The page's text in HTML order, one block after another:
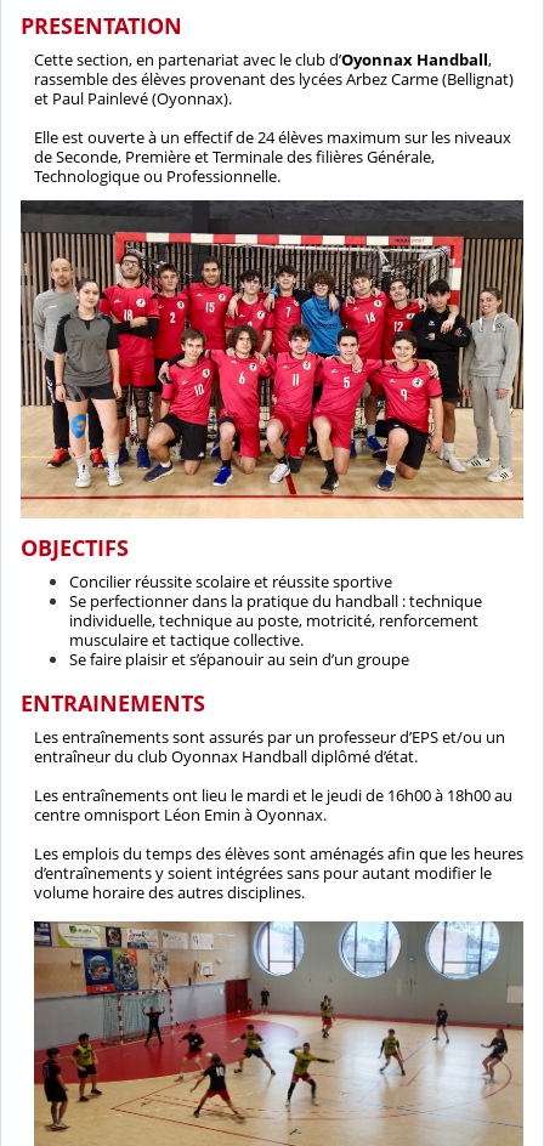
PRESENTATION
Cette section, en partenariat avec le club d’Oyonnax Handball,
rassemble des élèves provenant des lycées Arbez Carme (Bellignat)
et Paul Painlevé (Oyonnax).
Elle est ouverte à un effectif de 24 élèves maximum sur les niveaux
de Seconde, Première et Terminale des filières Générale,
Technologique ou Professionnelle.
OBJECTIFS
Concilier réussite scolaire et réussite sportive
Se perfectionner dans la pratique du handball : technique
individuelle, technique au poste, motricité, renforcement
musculaire et tactique collective.
Se faire plaisir et s’épanouir au sein d’un groupe
ENTRAINEMENTS
Les entraînements sont assurés par un professeur d’EPS et/ou un
entraîneur du club Oyonnax Handball diplômé d’état.
Les entraînements ont lieu le mardi et le jeudi de 16h00 à 18h00 au
centre omnisport Léon Emin à Oyonnax.
Les emplois du temps des élèves sont aménagés afin que les heures
d’entraînements y soient intégrées sans pour autant modifier le
volume horaire des autres disciplines.